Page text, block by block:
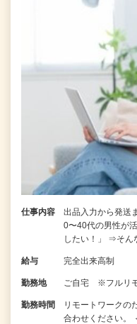
仕事内容
出品入力から発送
0〜40代の男性が
したい！」 ⇒そん
給与 完全出来高制
勤務地 ご自宅 ※フルリ
勤務時間
リモートワークの
合わせください。